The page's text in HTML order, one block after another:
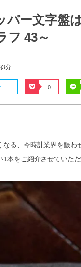
パー文字盤
フ 43～
3分
0
なる、今時計業界を賑わ
本をご紹介させていただ